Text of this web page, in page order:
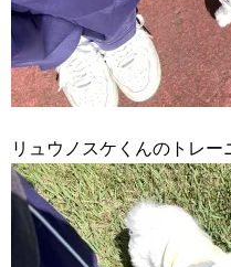
リュウノスケくんのトレー